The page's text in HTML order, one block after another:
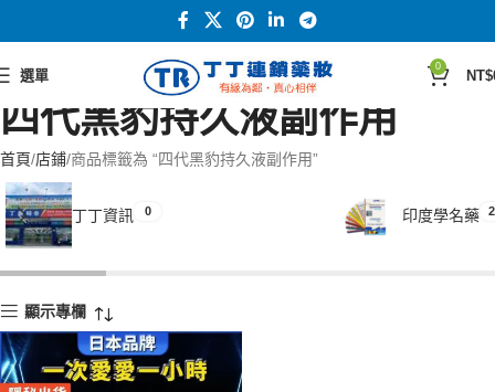
選單
0
NT$
四代黑豹持久液副作用
首頁 店鋪 商品標籤為 “四代黑豹持久液副作用”
丁丁資訊 0 印度學名藥
顯示專欄